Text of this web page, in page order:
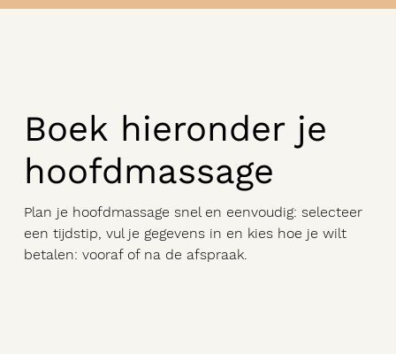
Boek hieronder je
hoofdmassage
Plan je hoofdmassage snel en eenvoudig: selecteer
een tijdstip, vul je gegevens in en kies hoe je wilt
betalen: vooraf of na de afspraak.